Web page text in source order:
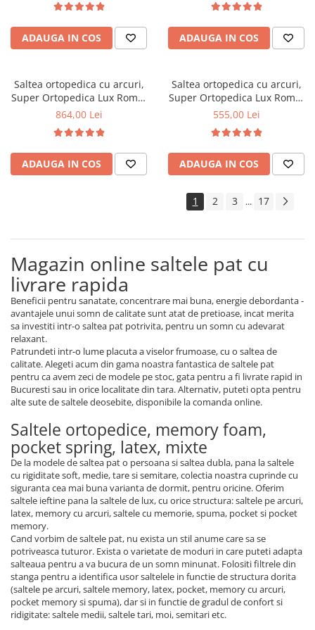
fata vara-iarna, sistem
aerisire cu butoni, Saltex
ADAUGA IN COS
fata vara-iarna, sistem
aerisire cu butoni, Saltex
ADAUGA IN COS
Saltea ortopedica cu arcuri,
Super Ortopedica Lux Roma,
140x200x23cm, fermitate tare,
vara-iarna, sistem aerisire
perimetral, Saltex
864,00 Lei
ADAUGA IN COS
Saltea ortopedica cu arcuri,
Super Ortopedica Lux Roma,
90x200x23cm, fermitate tare,
vara-iarna, sistem aerisire
perimetral, Saltex
555,00 Lei
ADAUGA IN COS
1 2 3 ... 17
Magazin online saltele pat cu
livrare rapida
Beneficii pentru sanatate, concentrare mai buna, energie debordanta -
avantajele unui somn de calitate sunt atat de pretioase, incat merita
sa investiti intr-o saltea pat potrivita, pentru un somn cu adevarat
relaxant.
Patrundeti intr-o lume placuta a viselor frumoase, cu o saltea de
calitate. Alegeti acum din gama noastra fantastica de saltele pat
pentru ca avem zeci de modele pe stoc, gata pentru a fi livrate rapid in
Bucuresti sau in orice localitate din tara. Alternativ, puteti opta pentru
alte sute de saltele deosebite, disponibile la comanda online.
Saltele ortopedice, memory foam,
pocket spring, latex, mixte
De la modele de saltea pat o persoana si saltea dubla, pana la saltele
cu rigiditate soft, medie, tare si semitare, colectia noastra cuprinde cu
siguranta cea mai buna varianta de dormit, pentru oricine. Oferim
saltele ieftine pana la saltele de lux, cu orice structura: saltele pe arcuri,
latex, memory cu arcuri, saltele cu memorie, spuma, pocket si pocket
memory.
Cand vorbim de saltele pat, nu exista un stil anume care sa se
potriveasca tuturor. Exista o varietate de moduri in care puteti adapta
salteaua pentru a va bucura de un somn minunat. Folositi filtrele din
stanga pentru a identifica usor saltelele in functie de structura dorita
(saltele pe arcuri, saltele memory, latex, pocket, memory cu arcuri,
pocket memory si spuma), dar si in functie de gradul de confort si
ridigitate: saltele medii, saltele tari, moi, semitari etc.